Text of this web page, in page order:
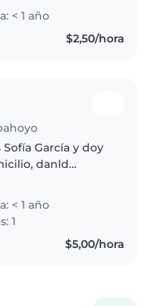
niños y que
del conocimiento
< 1 año
$2,50/hora
García y doy
danld
Estoy sacando
y mi objetivo es
niñas..
< 1 año
1
$5,00/hora